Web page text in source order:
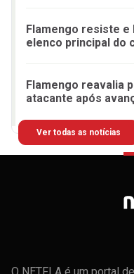
Flamengo resiste e
elenco principal do
Flamengo reavalia
atacante após
Ver todas as notícias